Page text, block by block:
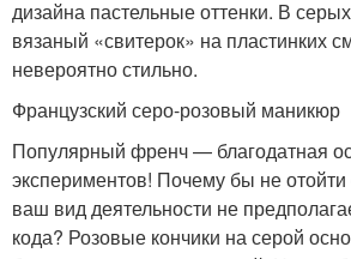
дизайна пастельные оттенки. В
вязаный «свитерок» на пластинких
невероятно стильно.
Французский серо-розовый маникюр
Популярный френч — благодатная
экспериментов! Почему бы не отойти
ваш вид деятельности не
кода? Розовые кончики на серой